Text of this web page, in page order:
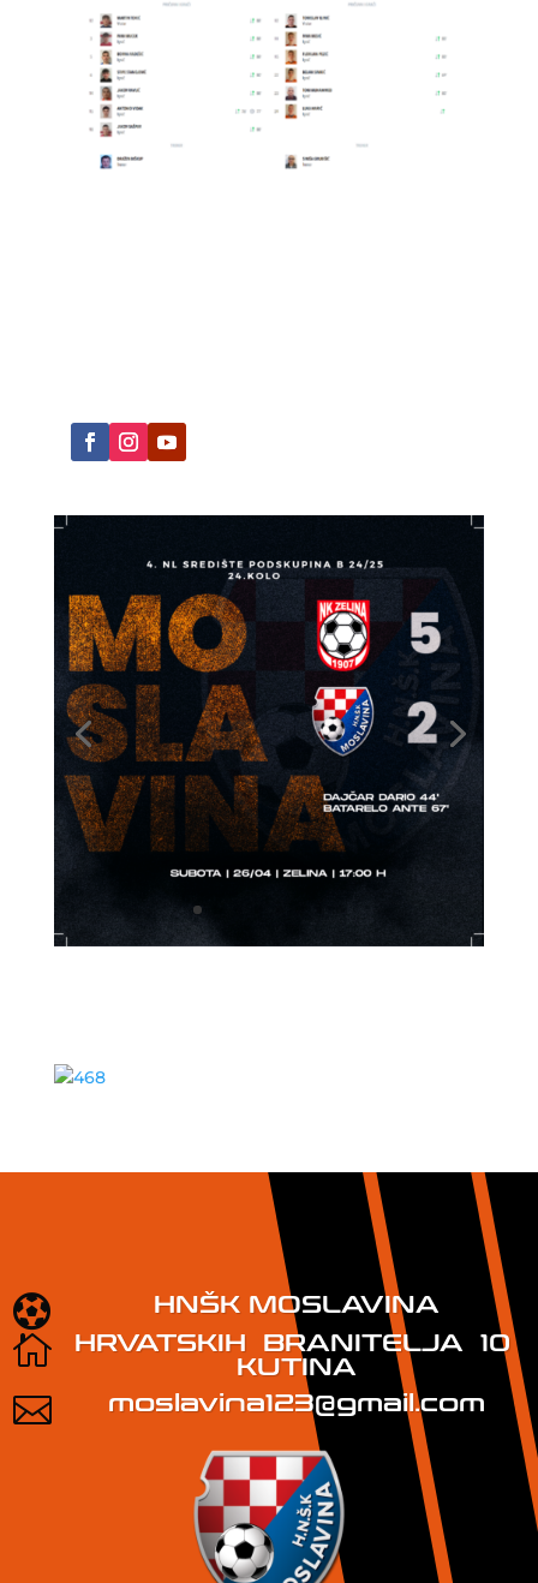
 HNŠK MOSLAVINA

HRVATSKIH BRANITELJA 10
KUTINA
 moslavina123@gmail.com